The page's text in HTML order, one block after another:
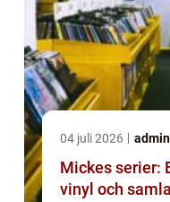
04 juli 2026 admin
Mickes serier:
vinyl och